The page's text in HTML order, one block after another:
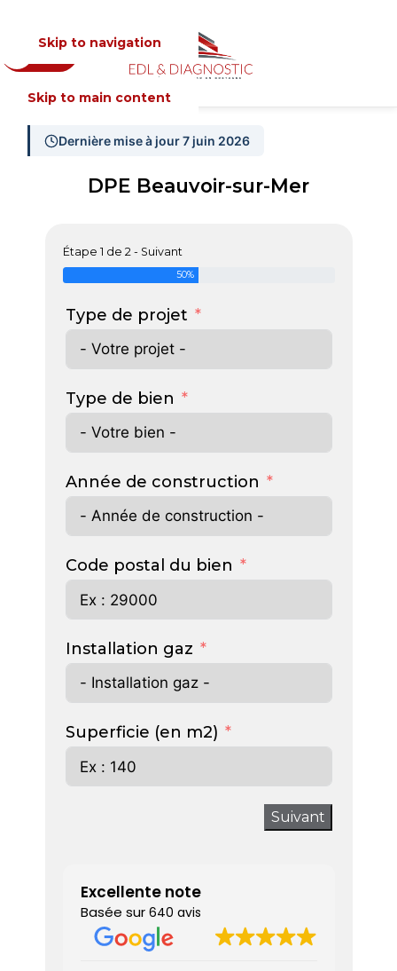
Skip to navigation
Skip to main content
MENU
Dernière mise à jour 7 juin 2026
DPE Beauvoir-sur-Mer
Étape 1 de 2 - Suivant
50%
Type de projet
Type de bien
Année de construction
Code postal du bien
Installation gaz
Superficie (en m2)
Suivant
Excellente note
Basée sur 640 avis